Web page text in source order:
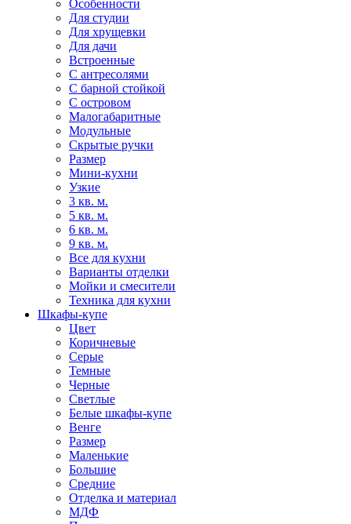
Особенности
Для студии
Для хрущевки
Для дачи
Встроенные
С антресолями
С барной стойкой
С островом
Малогабаритные
Модульные
Скрытые ручки
Размер
Мини-кухни
Узкие
3 кв. м.
5 кв. м.
6 кв. м.
9 кв. м.
Все для кухни
Варианты отделки
Мойки и смесители
Техника для кухни
Шкафы-купе
Цвет
Коричневые
Серые
Темные
Черные
Светлые
Белые шкафы-купе
Венге
Размер
Маленькие
Большие
Средние
Отделка и материал
МДФ